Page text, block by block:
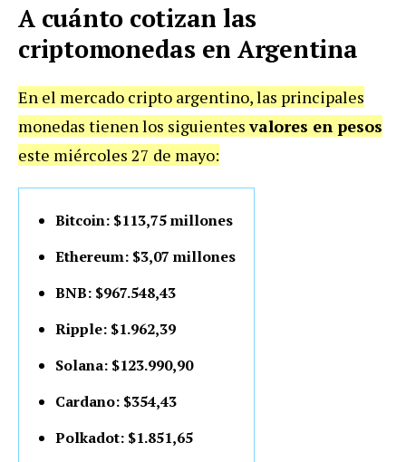
A cuánto cotizan las
criptomonedas en Argentina
En el mercado cripto argentino, las principales
monedas tienen los siguientesvalores en pesos
este miércoles 27 de mayo:
Bitcoin: $113,75 millones
Ethereum: $3,07 millones
BNB: $967.548,43
Ripple: $1.962,39
Solana: $123.990,90
Cardano: $354,43
Polkadot: $1.851,65